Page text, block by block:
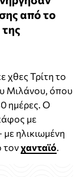
από το
χθες Τρίτη το
Μιλάνου, όπου
ημέρες. Ο
με
ηλικιωμένη
τονχανταϊό